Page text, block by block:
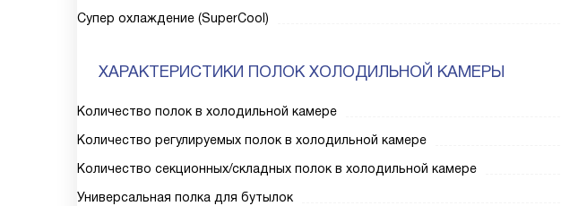
Супер охлаждение (SuperCool)
ХАРАКТЕРИСТИКИ ПОЛОК ХОЛОДИЛЬНОЙ КАМЕРЫ
Количество полок в холодильной камере
Количество регулируемых полок в холодильной камере
Количество секционных/складных полок в холодильной камере
Универсальная полка для бутылок